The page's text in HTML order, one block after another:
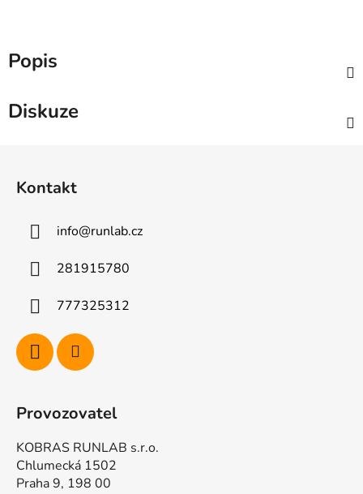
Popis
Diskuze
Kontakt
info@runlab.cz
281915780
777325312
Provozovatel
KOBRAS RUNLAB s.r.o.
Chlumecká 1502
Praha 9, 198 00